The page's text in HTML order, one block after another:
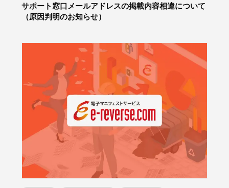
サポート窓口メールアドレスの掲載内容相違について
（原因判明のお知らせ）